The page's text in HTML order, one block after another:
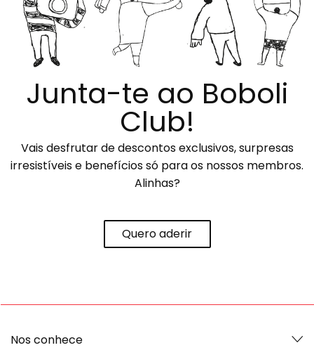
Junta-te ao Boboli
Club!
Vais desfrutar de descontos exclusivos, surpresas
irresistíveis e benefícios só para os nossos membros.
Alinhas?
Quero aderir
Nos conhece